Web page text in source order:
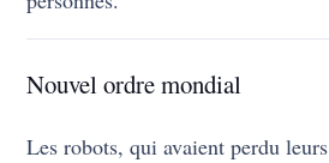
Nouvel ordre mondial
Les robots, qui avaient perdu